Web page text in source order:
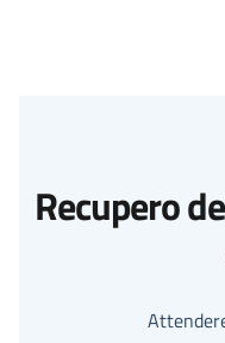
Recupero